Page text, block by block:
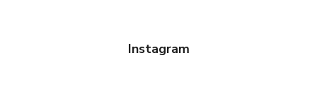
Instagram